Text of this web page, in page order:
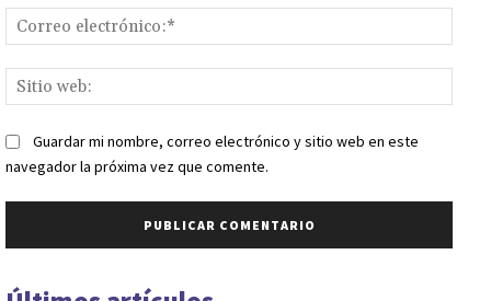
web:
Guardar mi nombre, correo electrónico y sitio web en este
navegador la próxima vez que comente.